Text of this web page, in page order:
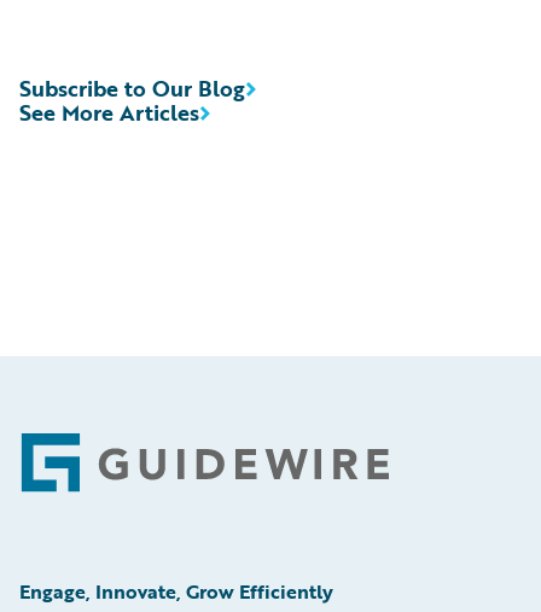
See More Articles
Subscribe to Our Blog
Footer
Engage, Innovate, Grow Efficiently